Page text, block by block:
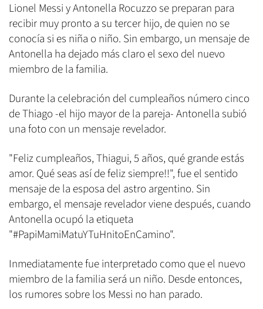
Lionel Messi y Antonella Rocuzzo se preparan para
recibir muy pronto a su tercer hijo, de quien no se
conocía si es niña o niño. Sin embargo, un mensaje de
Antonella ha dejado más claro el sexo del nuevo
miembro de la familia.
Durante la celebración del cumpleaños número cinco
de Thiago -el hijo mayor de la pareja- Antonella subió
una foto con un mensaje revelador.
"Feliz cumpleaños, Thiagui, 5 años, qué grande estás
amor. Qué seas así de feliz siempre!!", fue el sentido
mensaje de la esposa del astro argentino. Sin
embargo, el mensaje revelador viene después, cuando
Antonella ocupó la etiqueta
"#PapiMamiMatuYTuHnitoEnCamino".
Inmediatamente fue interpretado como que el nuevo
miembro de la familia será un niño. Desde entonces,
los rumores sobre los Messi no han parado.